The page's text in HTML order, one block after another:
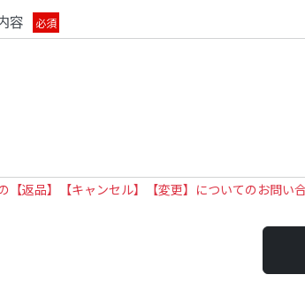
容 必須
【返品】【キャンセル】【変更】についてのお問い